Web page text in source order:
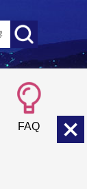
FAQ
小 中